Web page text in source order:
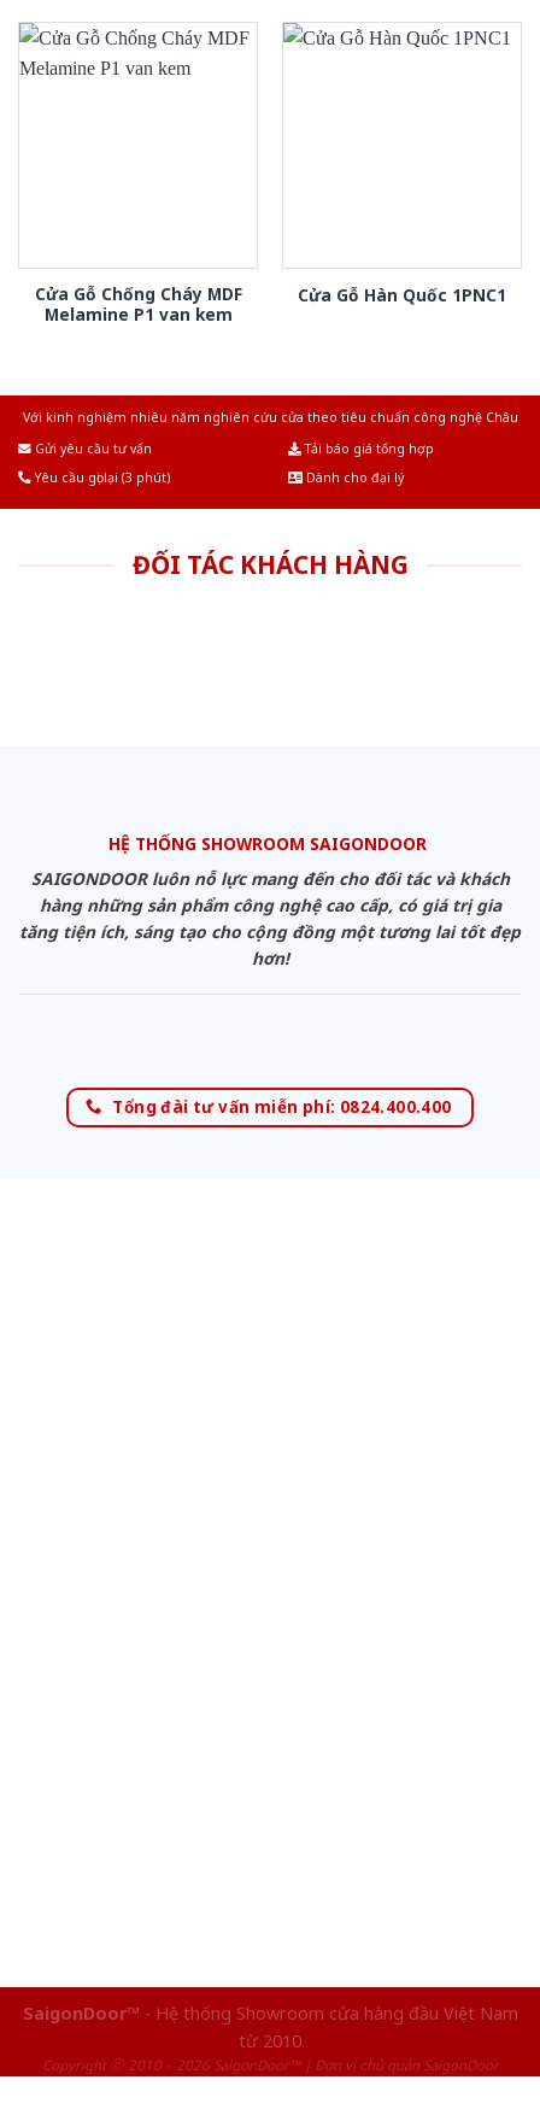
Cửa Gỗ Chống Cháy MDF
Melamine P1 van kem
Cửa Gỗ Hàn Quốc 1PNC1
Với kinh nghiệm nhiêu năm nghiên cứu cửa theo tiêu chuẩn công nghệ Châu
Gửi yêu cầu tư vấn
Tải báo giá tổng hợp
Yêu cầu gọi lại (3 phút)
Dành cho đại lý
ĐỐI TÁC KHÁCH HÀNG
HỆ THỐNG SHOWROOM SAIGONDOOR
SAIGONDOOR luôn nỗ lực mang đến cho đối tác và khách
hàng những sản phẩm công nghệ cao cấp, có giá trị gia
tăng tiện ích, sáng tạo cho cộng đồng một tương lai tốt đẹp
hơn!
Tổng đài tư vấn miễn phí: 0824.400.400
SaigonDoor™ - Hệ thống Showroom cửa hàng đầu Việt Nam
từ 2010
Copyright ⓒ 2010 – 2026 SaigonDoor™ | Đơn vị chủ quản SaigonDoor